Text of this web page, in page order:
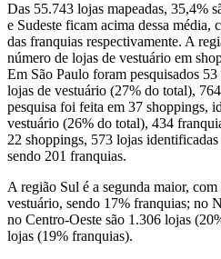
Das 55.743 lojas mapeadas, 35,4%
e Sudeste ficam acima dessa média,
das franquias respectivamente. A
número de lojas de vestuário em
Em São Paulo foram pesquisados
lojas de vestuário (27% do total),
pesquisa foi feita em 37 shoppings,
vestuário (26% do total), 434
22 shoppings, 573 lojas
sendo 201 franquias.
A região Sul é a segunda maior,
vestuário, sendo 17% franquias; no
no Centro-Oeste são 1.306 lojas
lojas (19% franquias).